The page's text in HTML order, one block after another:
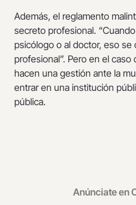
Además, el reglamento
secreto profesional.
psicólogo o al doctor, eso se
profesional”. Pero en el
hacen una gestión ante la
entrar en una institución
pública.
Anúnciate en